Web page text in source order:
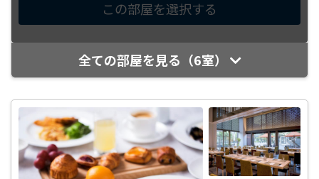
全ての部屋を見る（6室）